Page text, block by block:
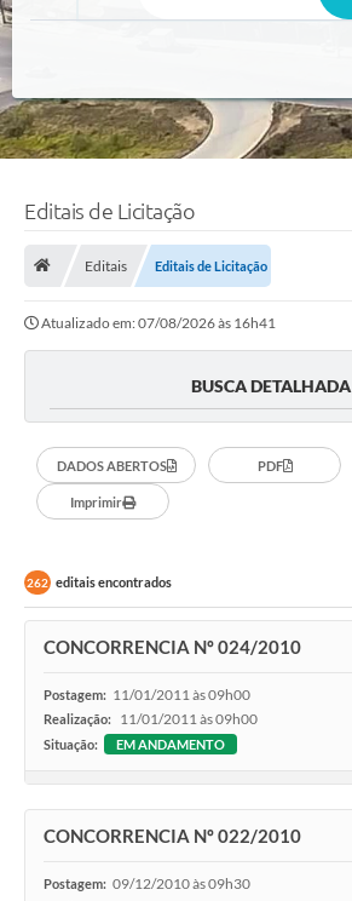
Editais de Licitação
Editais Editais de Licitação
Atualizado em: 07/08/2026 às 16h41
BUSCA DETALHADA
DADOS ABERTOS PDF
Imprimir
262 editais encontrados
CONCORRENCIA Nº 024/2010
Postagem: 11/01/2011 às 09h00
Realização: 11/01/2011 às 09h00
Situação: EM ANDAMENTO
CONCORRENCIA Nº 022/2010
Postagem: 09/12/2010 às 09h30